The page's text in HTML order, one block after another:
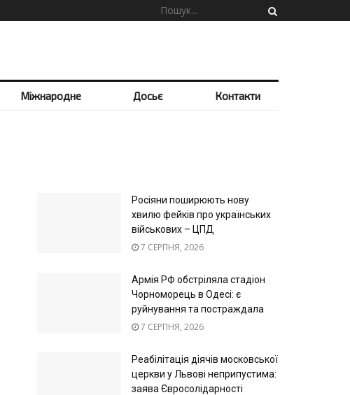
Міжнародне Досьє Контакти
Росіяни поширюють нову
хвилю фейків про українських
військових – ЦПД
7 СЕРПНЯ, 2026
Армія РФ обстріляла стадіон
Чорноморець в Одесі: є
руйнування та постраждала
7 СЕРПНЯ, 2026
Реабілітація діячів московської
церкви у Львові неприпустима:
заява Євросолідарності